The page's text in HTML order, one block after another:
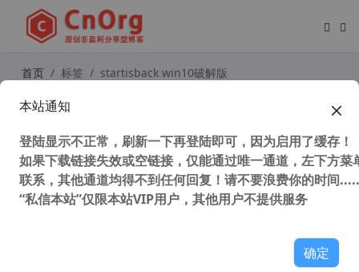
首页 标签 startisback win10破解版
本站通知
登陆显示不正常，刷新一下再登陆即可，因为启用了缓存！
如果下载链接失效或空链接，仅能通过唯一通道，左下方菜
联系，其他通道均得不到任何回复！请不要浪费你的时间
“私信本站”仅限本站VIP用户，其他用户不提供服务
确定